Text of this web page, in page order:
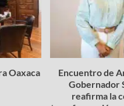
Oaxaca
Encuentro de
Gobernador
reafirma la